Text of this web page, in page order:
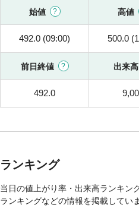
始値 高値
492.0 (09:00) 500.0
前日終値 出来高
492.0
ランキング
当日の値上がり率・出来高ランキン
ランキングなどの情報を掲載していま